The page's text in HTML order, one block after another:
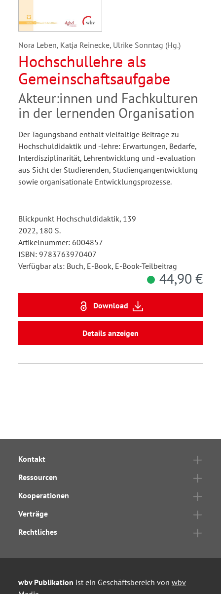
Nora Leben, Katja Reinecke, Ulrike Sonntag (Hg.)
Hochschullehre als
Gemeinschaftsaufgabe
Akteur:innen und Fachkulturen
in der lernenden Organisation
Der Tagungsband enthält vielfältige Beiträge zu
Hochschuldidaktik und -lehre: Erwartungen, Bedarfe,
Interdisziplinarität, Lehrentwicklung und -evaluation
aus Sicht der Studierenden, Studiengangentwicklung
sowie organisationale Entwicklungsprozesse.
Blickpunkt Hochschuldidaktik, 139
2022, 180 S.
Artikelnummer: 6004857
ISBN: 9783763970407
Verfügbar als: Buch, E-Book, E-Book-Teilbeitrag
44,90 €
Download
Details anzeigen
Kontakt
Ressourcen
Kooperationen
Verträge
Rechtliches
wbv Publikation ist ein Geschäftsbereich von wbv